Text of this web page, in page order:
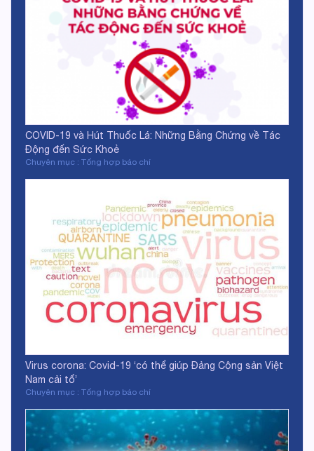
COVID-19 và Hút Thuốc Lá: Những Bằng Chứng về Tác
Động đến Sức Khoẻ
Chuyên mục : Tổng hợp báo chí
Virus corona: Covid-19 ‘có thể giúp Đảng Cộng sản Việt
Nam cải tổ’
Chuyên mục : Tổng hợp báo chí